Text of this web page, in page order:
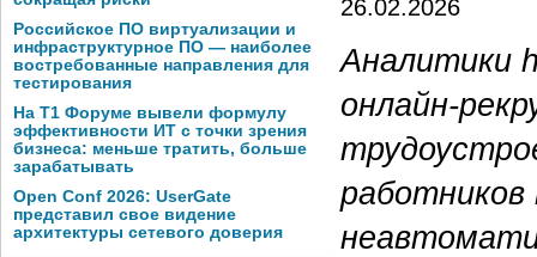
Российское ПО виртуализации и
инфраструктурное ПО — наиболее
востребованные направления для
тестирования
На Т1 Форуме вывели формулу
эффективности ИТ с точки зрения
бизнеса: меньше тратить, больше
зарабатывать
Open Conf 2026: UserGate
представил свое видение
архитектуры сетевого доверия
26.02.2026
Аналитики
онлайн-